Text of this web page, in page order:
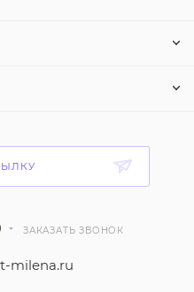
ЗАКАЗАТЬ ЗВОНОК
milena.ru